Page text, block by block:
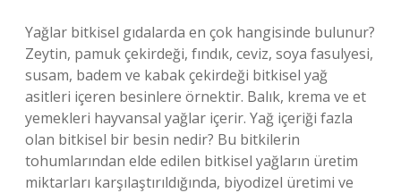
Yağlar bitkisel gıdalarda en çok hangisinde bulunur?
Zeytin, pamuk çekirdeği, fındık, ceviz, soya fasulyesi,
susam, badem ve kabak çekirdeği bitkisel yağ
asitleri içeren besinlere örnektir. Balık, krema ve et
yemekleri hayvansal yağlar içerir. Yağ içeriği fazla
olan bitkisel bir besin nedir? Bu bitkilerin
tohumlarından elde edilen bitkisel yağların üretim
miktarları karşılaştırıldığında, biyodizel üretimi ve